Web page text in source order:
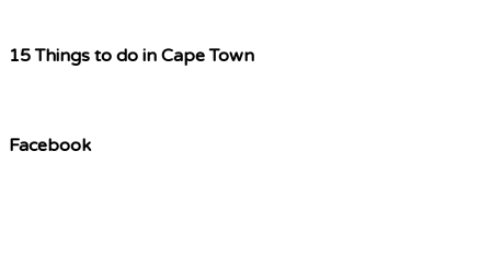
15 Things to do in Cape Town
Facebook